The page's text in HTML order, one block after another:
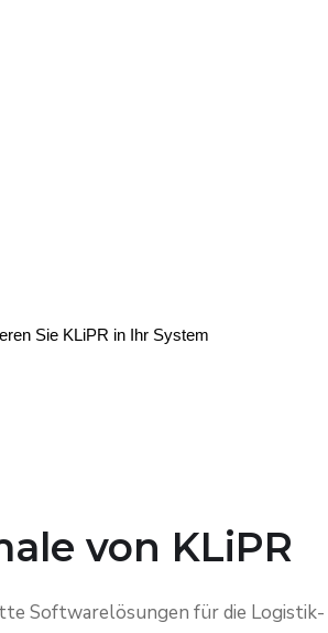
Sie KLiPR in Ihr System
von KLiPR
Softwarelösungen für die Logistik-